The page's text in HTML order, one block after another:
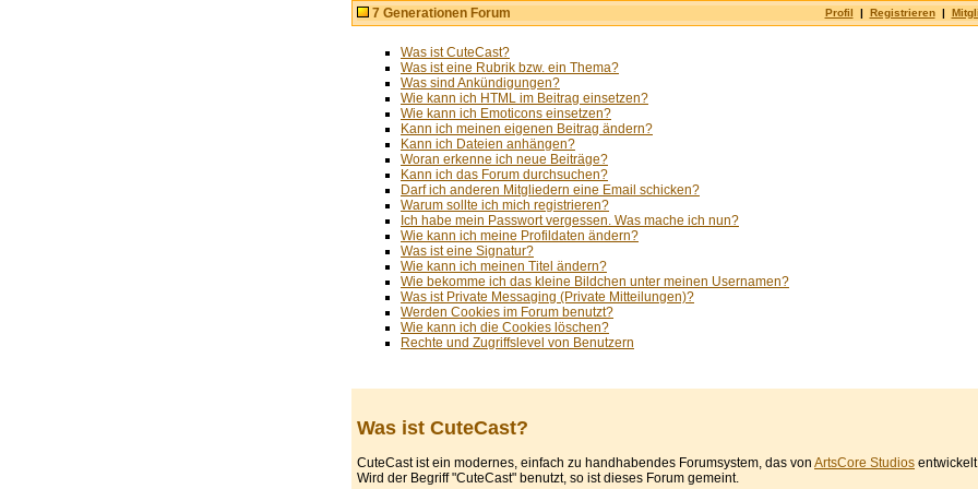
7 Generationen Forum Profil | Registrieren|
Was ist CuteCast?
Was ist eine Rubrik bzw. ein Thema?
Was sind Ankündigungen?
Wie kann ich HTML im Beitrag einsetzen?
Wie kann ich Emoticons einsetzen?
Kann ich meinen eigenen Beitrag ändern?
Kann ich Dateien anhängen?
Woran erkenne ich neue Beiträge?
Kann ich das Forum durchsuchen?
Darf ich anderen Mitgliedern eine Email schicken?
Warum sollte ich mich registrieren?
Ich habe mein Passwort vergessen. Was mache ich nun?
Wie kann ich meine Profildaten ändern?
Was ist eine Signatur?
Wie kann ich meinen Titel ändern?
Wie bekomme ich das kleine Bildchen unter meinen Usernamen?
Was ist Private Messaging (Private Mitteilungen)?
Werden Cookies im Forum benutzt?
Wie kann ich die Cookies löschen?
Rechte und Zugriffslevel von Benutzern
Was ist CuteCast?
CuteCast ist ein modernes, einfach zu handhabendes Forumsystem, das von ArtsCore Studios
Wird der Begriff "CuteCast" benutzt, so ist dieses Forum gemeint.